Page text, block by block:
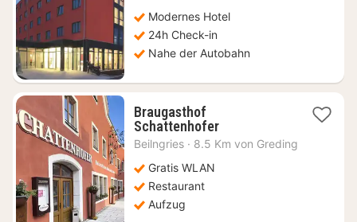
91,80
€
Modernes Hotel
24h Check-in
Nahe der Autobahn
Braugasthof
Schattenhofer1
Nacht
Beilngries · 8.5 Km von Greding
Gratis WLAN
Restaurant
Aufzug